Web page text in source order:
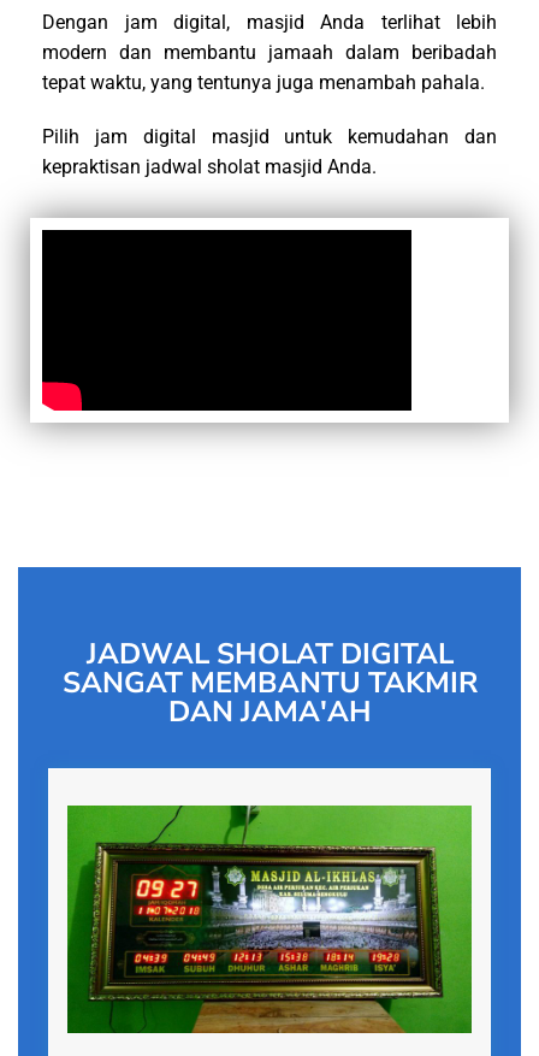
Dengan jam digital, masjid Anda terlihat lebih
modern dan membantu jamaah dalam beribadah
tepat waktu, yang tentunya juga menambah pahala.
Pilih jam digital masjid untuk kemudahan dan
kepraktisan jadwal sholat masjid Anda.
JADWAL SHOLAT DIGITAL
SANGAT MEMBANTU TAKMIR
DAN JAMA'AH